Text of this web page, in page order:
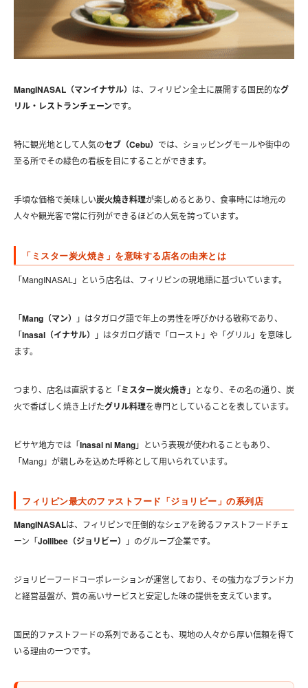
MangINASAL（マンイナサル） は、フィリピン全土に展開する国民的なグ
リル・レストランチェーンです。
特に観光地として人気のセブ（Cebu） では、ショッピングモールや街中の
至る所でその緑色の看板を目にすることができます。
手頃な価格で美味しい炭火焼き料理が楽しめるとあり、食事時には地元の
人々や観光客で常に行列ができるほどの人気を誇っています。
「ミスター炭火焼き」を意味する店名の由来とは
「MangINASAL」という店名は、フィリピンの現地語に基づいています。
「Mang（マン）
」はタガログ語で年上の男性を呼びかける敬称であり、
「Inasal（イナサル）
」はタガログ語で「ロースト」や「グリル」を意味し
ます。
つまり、店名は直訳すると「ミスター炭火焼き 」となり、その名の通り、炭
火で香ばしく焼き上げたグリル料理を専門としていることを表しています。
ビサヤ地方では「Inasal ni Mang」という表現が使われることもあり、
「Mang」が親しみを込めた呼称として用いられています。
フィリピン最大のファストフード「ジョリビー」の系列店
MangINASALは、フィリピンで圧倒的なシェアを誇るファストフードチェ
ーン「Jollibee（ジョリビー） 」のグループ企業です。
ジョリビーフードコーポレーションが運営しており、その強力なブランド力
と経営基盤が、質の高いサービスと安定した味の提供を支えています。
国民的ファストフードの系列であることも、現地の人々から厚い信頼を得て
いる理由の一つです。